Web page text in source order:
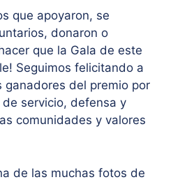
que apoyaron, se
donaron o
que la Gala de este
Seguimos felicitando a
ganadores del premio por
servicio, defensa y
comunidades y valores
de las muchas fotos de